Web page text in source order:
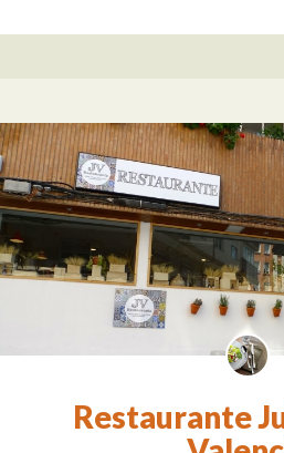
Restaurante